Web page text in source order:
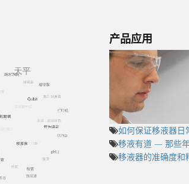
产品应用
如何保证移液器日
移液有道 — 那些
移液器的准确度和